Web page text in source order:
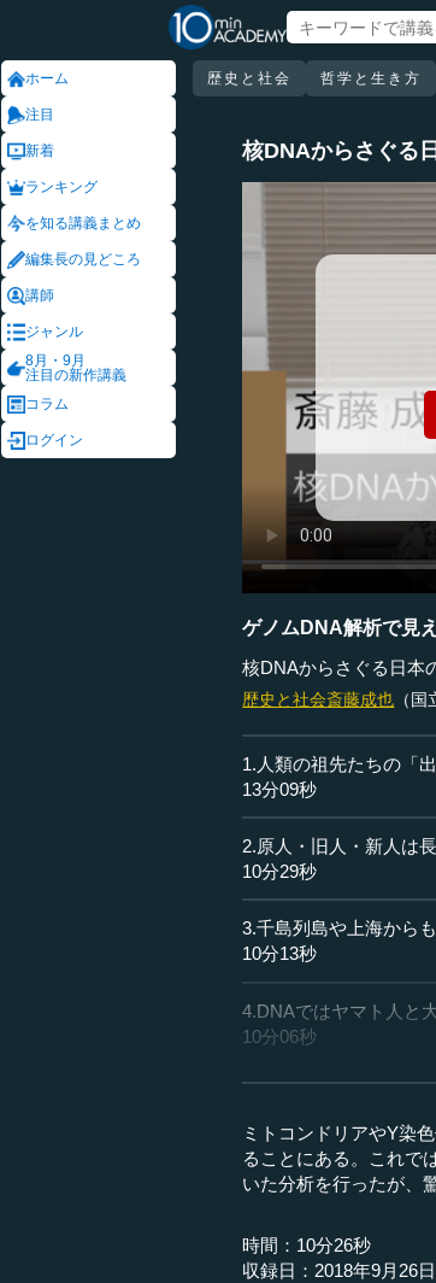
ホーム
注目
新着
ランキング
を知る講義まとめ
編集長の見どころ
講師
ジャンル
8月・9月
注目の新作講義
コラム
ログイン
歴史と社会 哲学と生き方
核DNAからさぐる
ゲノムDNA解析で見
核DNAからさぐる日本
歴史と社会斎藤成也 （
1.人類の祖先たちの「
13分09秒
2.原人・旧人・新人は
10分29秒
3.千島列島や上海から
10分13秒
4.DNAではヤマト人と
10分06秒
ミトコンドリアやY染
ることにある。これで
いた分析を行ったが、
時間：10分26秒
収録日：2018年9月26日